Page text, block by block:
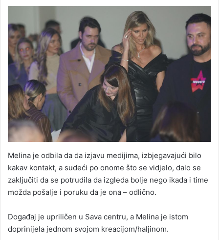
Melina je odbila da da izjavu medijima, izbjegavajući bilo
kakav kontakt, a sudeći po onome što se vidjelo, dalo se
zaključiti da se potrudila da izgleda bolje nego ikada i time
možda pošalje i poruku da je ona – odlično.
Događaj je upriličen u Sava centru, a Melina je istom
doprinijela jednom svojom kreacijom/haljinom.